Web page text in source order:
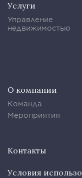
Услуги
Управление
недвижимостью
О компании
Команда
Мероприятия
Контакты
Условия